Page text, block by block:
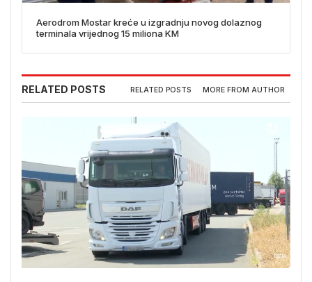
Aerodrom Mostar kreće u izgradnju novog dolaznog
terminala vrijednog 15 miliona KM
RELATED POSTS RELATED POSTS MORE FROM AUTHOR